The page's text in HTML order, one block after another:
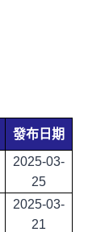
發布日期
2025-03-
25
2025-03-
21